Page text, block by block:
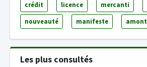
crédit licence mercanti
nouveauté manifeste amont
Les plus consultés